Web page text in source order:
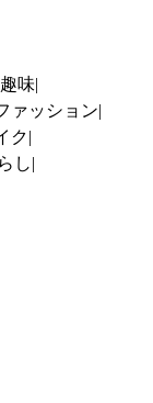
趣味
ァッション
ク
し